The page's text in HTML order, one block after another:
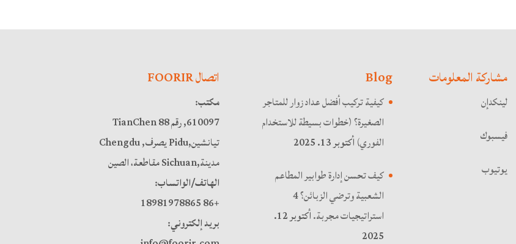
اتصال FOORIR
مكتب:
610097, رقم 88 TianChen
تيانشين,Pidu يصرف, Chengdu
مدينة,Sichuan مقاطعة، الصين
الهاتف/الواتساب:
+86 18981978865
بريد إلكتروني:
Blog
كيفية تركيب أفضل عداد زوار للمتاجر
الصغيرة؟ (خطوات بسيطة للاستخدام
الفوري)أكتوبر 13. 2025
كيف تحسن إدارة طوابير المطاعم
الشعبية وترضي الزبائن؟ 4
استراتيجيات مجربة.
أكتوبر 12.
2025
مشاركة المعلومات
لينكدإن
فيسبوك
يوتيوب